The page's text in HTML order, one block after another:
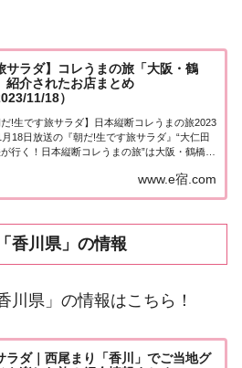
サラダ】コレうまの旅「大阪・鶴
紹介されたお店まとめ
11/18）
だ!生です旅サラダ】日本縦断コレうまの旅2023
18日放送の『朝だ!生です旅サラダ』“大仁田
行く！日本縦断コレうまの旅”は大阪・鶴橋。
「日本縦断コレうまの旅」４代目プレゼントソ
・大仁田美咲アナウンサーが美味...
www.e宿.com
香川県」の情報
川県」の情報はこちら！
ラダ｜西尾まり「香川」でご当地グ